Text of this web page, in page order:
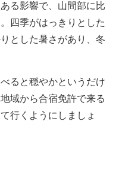
る影響で、山間部に比
四季がはっきりとした
とした暑さがあり、冬
ると穏やかというだけ
域から合宿免許で来る
行くようにしましょ